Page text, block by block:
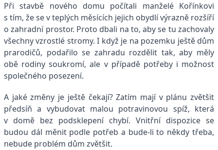
Při stavbě nového domu počítali manželé Kořínkovi
s tím, že se v teplých měsících jejich obydlí výrazně rozšíří
o zahradní prostor. Proto dbali na to, aby se tu zachovaly
všechny vzrostlé stromy. I když je na pozemku ještě dům
prarodičů, podařilo se zahradu rozdělit tak, aby měly
obě rodiny soukromí, ale v případě potřeby i možnost
společného posezení.
A jaké změny je ještě čekají? Zatím mají v plánu zvětšit
předsíň a vybudovat malou potravinovou spíž, která
v domě bez podsklepení chybí. Vnitřní dispozice se
budou dál měnit podle potřeb a bude-li to někdy třeba,
nebude problém dům zvětšit.